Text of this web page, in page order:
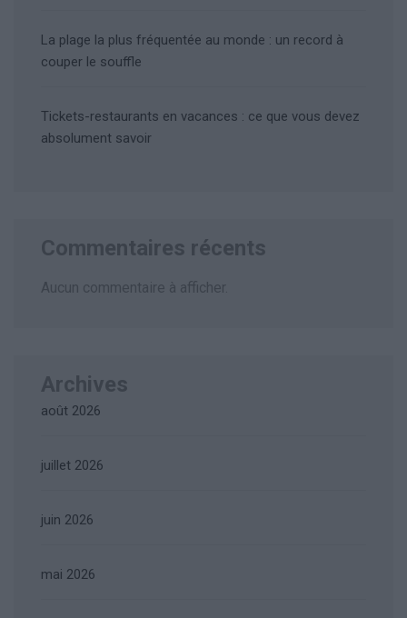
La plage la plus fréquentée au monde : un record à
couper le souffle
Tickets-restaurants en vacances : ce que vous devez
absolument savoir
Commentaires récents
Aucun commentaire à afficher.
Archives
août 2026
juillet 2026
juin 2026
mai 2026